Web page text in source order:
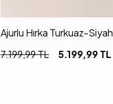
Ajurlu Hırka Turkuaz-Siyah
7.199,99TL 5.199,99TL